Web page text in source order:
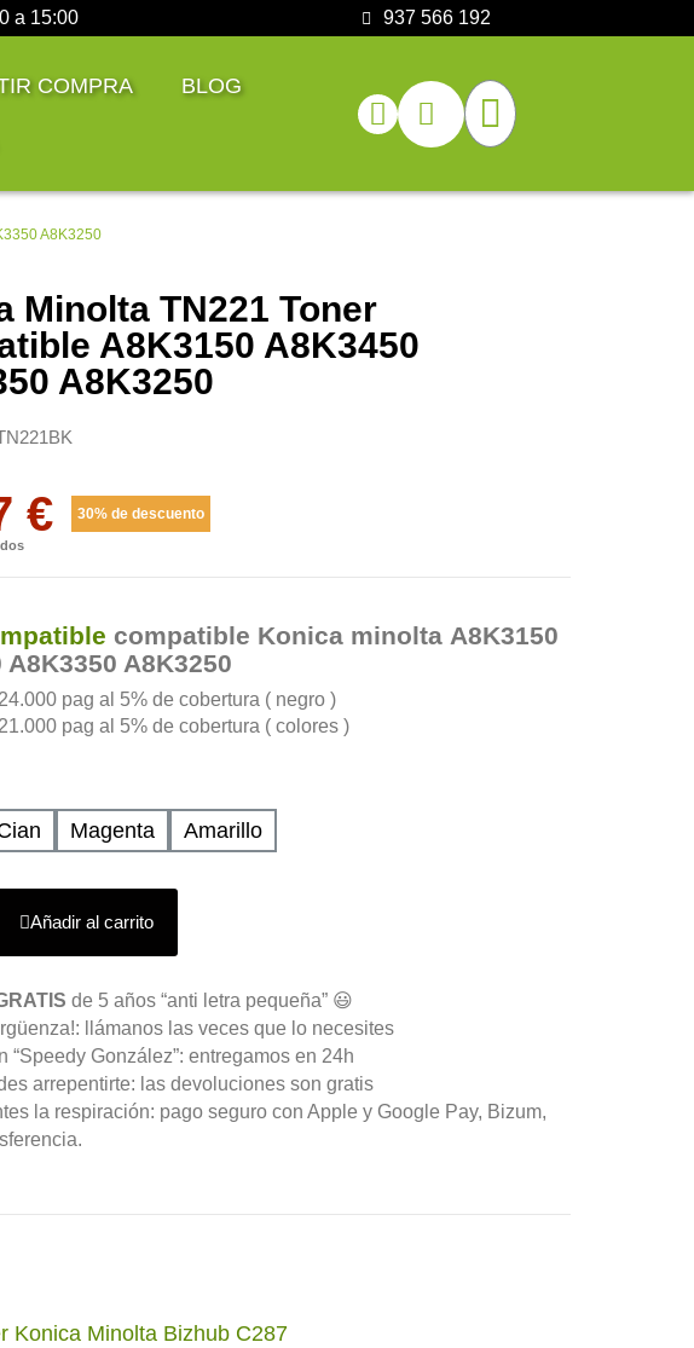
a 15:00 937 566 192
COMPRA BLOG
A8K3250
Minolta TN221 Toner
A8K3150 A8K3450
A8K3250
€ 30% de descuento
compatible Konica minolta A8K3150
A8K3350 A8K3250
pag al 5% de cobertura ( negro )
pag al 5% de cobertura ( colores )
Magenta Amarillo
Añadir al carrito
de 5 años “anti letra pequeña” 😃
llámanos las veces que lo necesites
“Speedy González”: entregamos en 24h
arrepentirte: las devoluciones son gratis
la respiración: pago seguro con Apple y Google Pay, Bizum,
Konica Minolta Bizhub C287